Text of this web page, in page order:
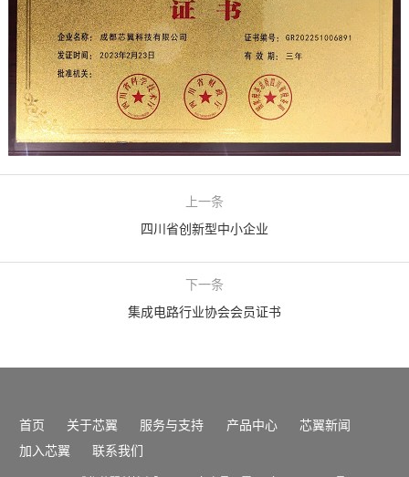
上一条
四川省创新型中小企业
下一条
集成电路行业协会会员证书
首页 关于芯翼 服务与支持 产品中心
芯翼新闻
加入芯翼
联系我们